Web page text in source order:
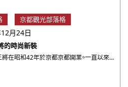
京都觀光部落格
月24日
的時尚新裝
餃子的王將在昭和42年於京都京都開業。一直以來都給人一種肚子很餓的男人才會去吃的印象 但是烏丸御池的「GYOZ ・・・